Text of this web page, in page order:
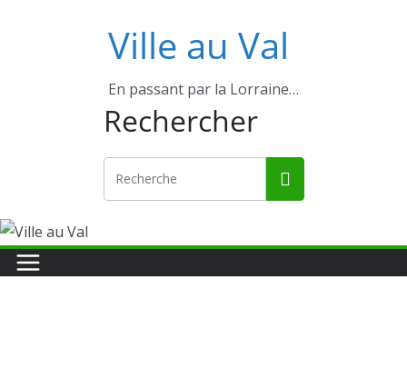
Ville au Val
En passant par la Lorraine…
Rechercher